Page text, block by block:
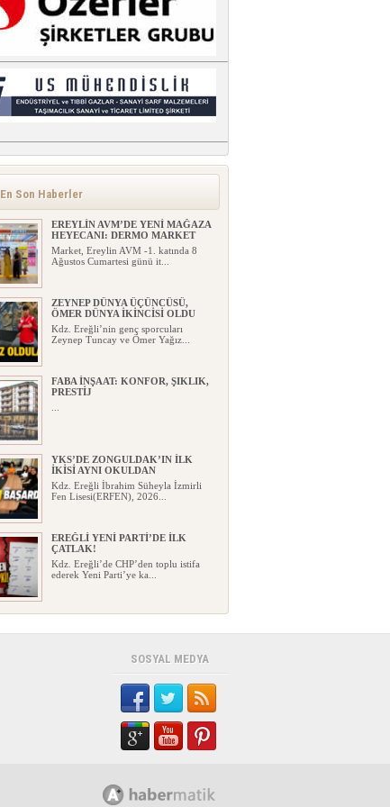
En Son Haberler
EREYLİN AVM’DE YENİ MAĞAZA
HEYECANI: DERMO MARKET
Market, Ereylin AVM -1. katında 8
Ağustos Cumartesi günü it...
ZEYNEP DÜNYA ÜÇÜNCÜSÜ,
ÖMER DÜNYA İKİNCİSİ OLDU
Kdz. Ereğli’nin genç sporcuları
Zeynep Tuncay ve Ömer Yağız...
FABA İNŞAAT: KONFOR, ŞIKLIK,
PRESTİJ
...
YKS’DE ZONGULDAK’IN İLK
İKİSİ AYNI OKULDAN
Kdz. Ereğli İbrahim Süheyla İzmirli
Fen Lisesi(ERFEN), 2026...
EREĞLİ YENİ PARTİ’DE İLK
ÇATLAK!
Kdz. Ereğli’de CHP’den toplu istifa
ederek Yeni Parti’ye ka...
HAYAT 112 ACİL MOBİL
HAYAT 112 Acil Mobil İhbar
Uygulaması’nın yeni kamu spotu y...
KARDEMİR ESKİ GENEL
MÜDÜRÜ ERCÜMENT ÜNAL
Kardemir’in eski Genel
Müdürlerinden, Çağ Çelik Demir
YÖNETİMİNDE YENİ İSİMLER!
Yeni Parti Kdz. Ereğli İlçe Yönetimi
SOSYAL MEDYA